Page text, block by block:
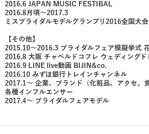
2016.6 JAPAN MUSIC FESTIBAL
2016.8月頃〜2017.3
ミスブライダルモデルグランプリ2016全国大会
【その他】
2015.10〜2016.3 ブライダルフェア模擬挙式
2016.8 大阪 チャペルドコフレ ウェディングド
2016.9 LINE live動画 BIJIN&co.
2016.10 みずほ銀行トレインチャンネル
2017.1〜 企業、ブランド（化粧品、アクセ、
各種インフルエンサー
2017.4〜 ブライダルフェアモデル